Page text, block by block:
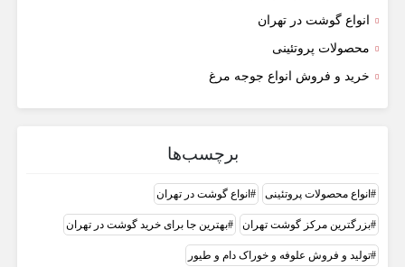
انواع گوشت در تهران
محصولات پروتئینی
خرید و فروش انواع جوجه مرغ
برچسب‌ها
انواع محصولات پروتئینی انواع گوشت در تهران
بزرگترین مرکز گوشت تهران بهترین جا برای خرید گوشت در تهران
تولید و فروش علوفه و خوراک دام و طیور